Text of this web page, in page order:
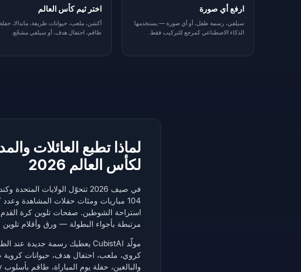
ارفع أي صورة
سيلفي، رسمة طفل، أو أي صورة — يستخدمها
الذكاء الاصطناعي كمرجع للتركيب فقط.
اختر ثيم كأس العالم
أكشن، ملعب، حيوانات ظريفة، ماندالا،
طاقم، احتفال هدف، أو سيلفي مشجّع.
لماذا تطبع العائلات
لكأس العالم 2026
104 مباريات ومئات حفلات المشاهدة
استراحة الشوطين. صفحات تلوين كرة القدم
مرتبطة بأجواء البطولة — ورق وأقلام
كروي، ملعب، احتفال هدف، حيوانات كروية